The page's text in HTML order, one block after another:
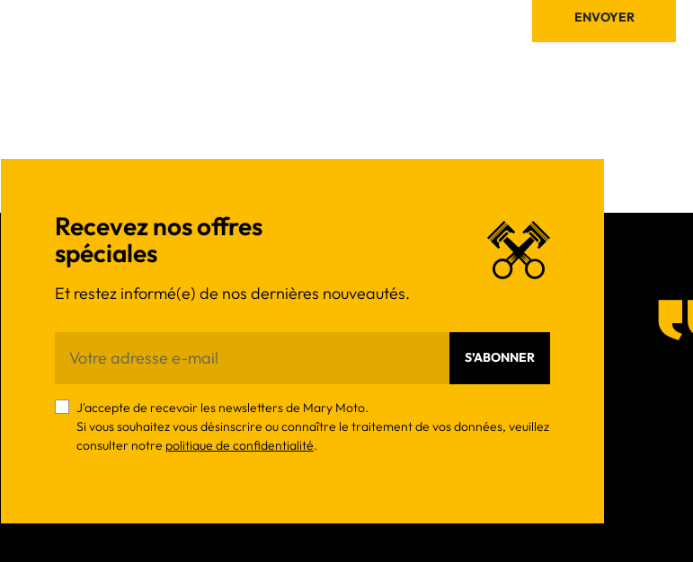
ENVOYER
Recevez nos offres
spéciales
Et restez informé(e) de nos dernières nouveautés.
S’ABONNER
J'accepte de recevoir les newsletters de Mary Moto.
Si vous souhaitez vous désinscrire ou connaître le traitement de vos données, veuillez
consulter notre politique de confidentialité.